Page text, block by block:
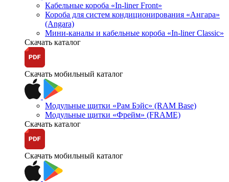
Кабельные короба «In-liner Front»
Короба для систем кондиционирования «Ангара»
(Angara)
Мини-каналы и кабельные короба «In-liner Classic»
Скачать каталог
Скачать мобильный каталог
Модульные щитки «Рам Бэйс» (RAM Base)
Модульные щитки «Фрейм» (FRAME)
Скачать каталог
Скачать мобильный каталог